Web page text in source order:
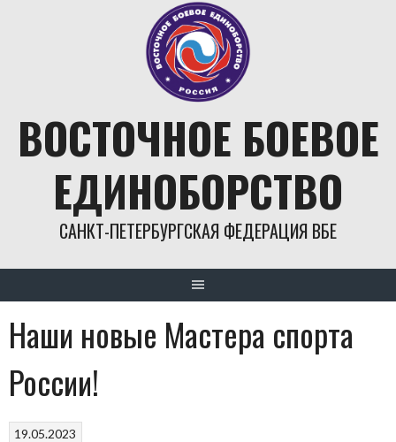
ВОСТОЧНОЕ БОЕВОЕ
ЕДИНОБОРСТВО
САНКТ-ПЕТЕРБУРГСКАЯ ФЕДЕРАЦИЯ ВБЕ
Наши новые Мастера спорта
России!
19.05.2023